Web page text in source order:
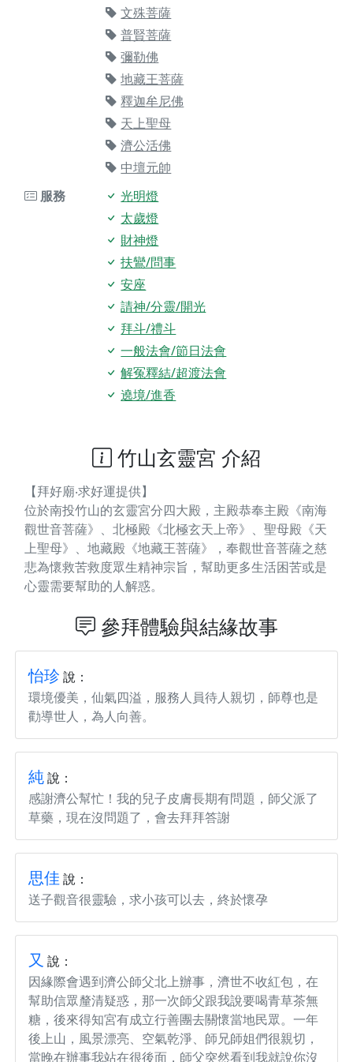
文殊菩薩
普賢菩薩
彌勒佛
地藏王菩薩
釋迦牟尼佛
天上聖母
濟公活佛
中壇元帥
服務
光明燈
太歲燈
財神燈
扶鸞/問事
安座
請神/分靈/開光
拜斗/禮斗
一般法會/節日法會
解冤釋結/超渡法會
遶境/進香
竹山玄靈宮 介紹
【拜好廟‧求好運提供】
位於南投竹山的玄靈宮分四大殿，主殿恭奉主殿《南海
觀世音菩薩》、北極殿《北極玄天上帝》、聖母殿《天
上聖母》、地藏殿《地藏王菩薩》，奉觀世音菩薩之慈
悲為懷救苦救度眾生精神宗旨，幫助更多生活困苦或是
心靈需要幫助的人解惑。
參拜體驗與結緣故事
怡珍 說：
環境優美，仙氣四溢，服務人員待人親切，師尊也是
勸導世人，為人向善。
純說：
感謝濟公幫忙！我的兒子皮膚長期有問題，師父派了
草藥，現在沒問題了，會去拜拜答謝
思佳 說：
送子觀音很靈驗，求小孩可以去，終於懷孕
又 說：
因緣際會遇到濟公師父北上辦事，濟世不收紅包，在
幫助信眾釐清疑惑，那一次師父跟我說要喝青草茶無
糖，後來得知宮有成立行善團去關懷當地民眾。一年
後上山，風景漂亮、空氣乾淨、師兄師姐們很親切，
當晚在辦事我站在很後面，師父突然看到我就說你沒